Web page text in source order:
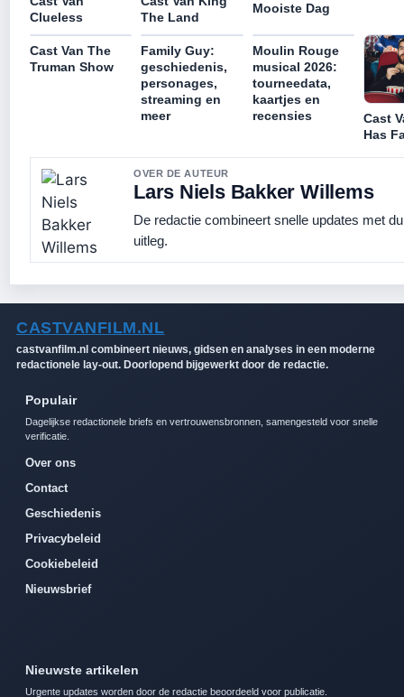
Clueless
The Land
Mooiste Dag
Cast Van The
Truman Show
Family Guy:
geschiedenis,
personages,
streaming en
meer
Moulin Rouge
musical 2026:
tourneedata,
kaartjes en
recensies
Cast
Has
OVER DE AUTEUR
Lars Niels Bakker Willems
De redactie combineert snelle updates met
uitleg.
CASTVANFILM.NL
castvanfilm.nl combineert nieuws, gidsen en analyses in een moderne
redactionele lay-out. Doorlopend bijgewerkt door de redactie.
Populair
Dagelijkse redactionele briefs en vertrouwensbronnen, samengesteld voor snelle
verificatie.
Over ons
Contact
Geschiedenis
Privacybeleid
Cookiebeleid
Nieuwsbrief
Nieuwste artikelen
Urgente updates worden door de redactie beoordeeld voor publicatie.